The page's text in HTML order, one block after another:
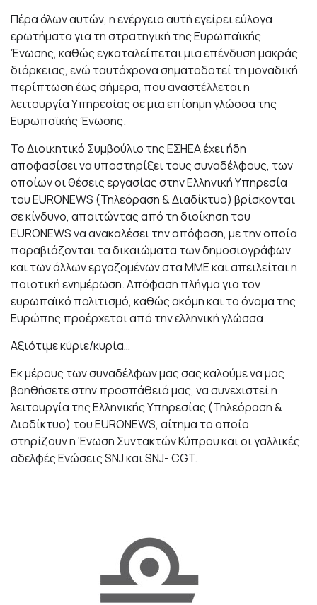
Πέρα όλων αυτών, η ενέργεια αυτή εγείρει εύλογα
ερωτήματα για τη στρατηγική της Ευρωπαϊκής
Ένωσης, καθώς εγκαταλείπεται μια επένδυση μακράς
διάρκειας, ενώ ταυτόχρονα σηματοδοτεί τη μοναδική
περίπτωση έως σήμερα, που αναστέλλεται η
λειτουργία Υπηρεσίας σε μια επίσημη γλώσσα της
Ευρωπαϊκής Ένωσης.
Το Διοικητικό Συμβούλιο της ΕΣΗΕΑ έχει ήδη
αποφασίσει να υποστηρίξει τους συναδέλφους, των
οποίων οι θέσεις εργασίας στην Ελληνική Υπηρεσία
του EURONEWS (Τηλεόραση & Διαδίκτυο) βρίσκονται
σε κίνδυνο, απαιτώντας από τη διοίκηση του
EURONEWS να ανακαλέσει την απόφαση, με την οποία
παραβιάζονται τα δικαιώματα των δημοσιογράφων
και των άλλων εργαζομένων στα ΜΜΕ και απειλείται η
ποιοτική ενημέρωση. Απόφαση πλήγμα για τον
ευρωπαϊκό πολιτισμό, καθώς ακόμη και το όνομα της
Ευρώπης προέρχεται από την ελληνική γλώσσα.
Αξιότιμε κύριε/κυρία…
Εκ μέρους των συναδέλφων μας σας καλούμε να μας
βοηθήσετε στην προσπάθειά μας, να συνεχιστεί η
λειτουργία της Ελληνικής Υπηρεσίας (Τηλεόραση &
Διαδίκτυο) του ΕURONEWS, αίτημα το οποίο
στηρίζουν η ‘Ενωση Συντακτών Κύπρου και οι γαλλικές
αδελφές Ενώσεις SNJ και SNJ- CGT.